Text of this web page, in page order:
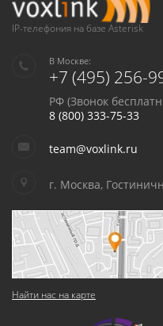
IP-телефония на базе Asterisk
В Москве:
+7 (495) 256-
РФ (Звонок
8 (800) 333-75-33
team@voxlink.ru
г. Москва,
Найти нас на карте